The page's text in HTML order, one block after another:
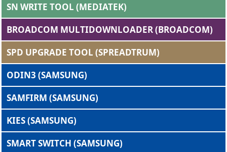
SN WRITE TOOL (MEDIATEK)
BROADCOM MULTIDOWNLOADER (BROADCOM)
SPD UPGRADE TOOL (SPREADTRUM)
ODIN3 (SAMSUNG)
SAMFIRM (SAMSUNG)
KIES (SAMSUNG)
SMART SWITCH (SAMSUNG)